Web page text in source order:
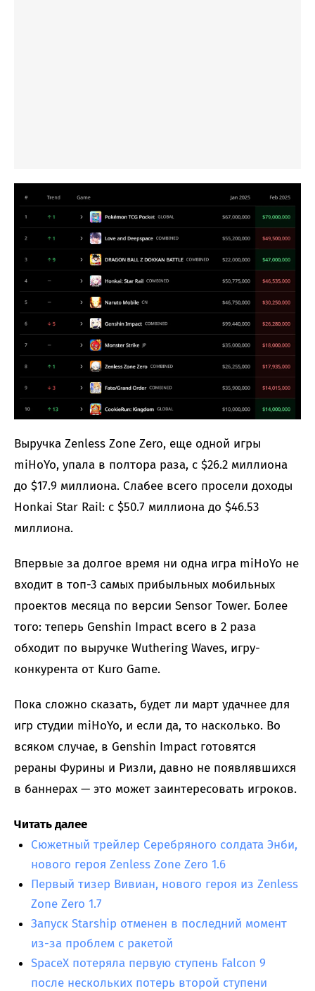
Выручка Zenless Zone Zero, еще одной игры
miHoYo, упала в полтора раза, с $26.2 миллиона
до $17.9 миллиона. Слабее всего просели доходы
Honkai Star Rail: с $50.7 миллиона до $46.53
миллиона.
Впервые за долгое время ни одна игра miHoYo не
входит в топ-3 самых прибыльных мобильных
проектов месяца по версии Sensor Tower. Более
того: теперь Genshin Impact всего в 2 раза
обходит по выручке Wuthering Waves, игру-
конкурента от Kuro Game.
Пока сложно сказать, будет ли март удачнее для
игр студии miHoYo, и если да, то насколько. Во
всяком случае, в Genshin Impact готовятся
рераны Фурины и Ризли, давно не появлявшихся
в баннерах — это может заинтересовать игроков.
Читать далее
Сюжетный трейлер Серебряного солдата Энби,
нового героя Zenless Zone Zero 1.6
Первый тизер Вивиан, нового героя из Zenless
Zone Zero 1.7
Запуск Starship отменен в последний момент
из-за проблем с ракетой
SpaceX потеряла первую ступень Falcon 9
после нескольких потерь второй ступени